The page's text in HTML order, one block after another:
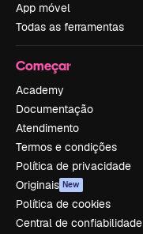
App móvel
Todas as ferramentas
Começar
Academy
Documentação
Atendimento
Termos e condições
Política de privacidade
Originais New
Política de cookies
Central de confiabilidade